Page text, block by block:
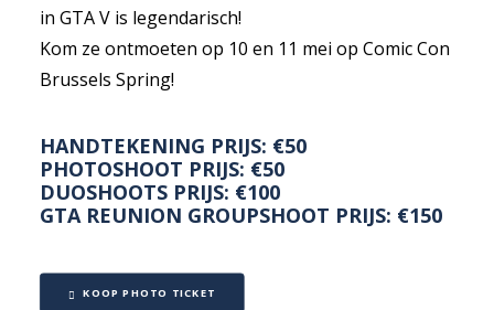
in GTA V is legendarisch!
Kom ze ontmoeten op 10 en 11 mei op Comic Con
Brussels Spring!
HANDTEKENING PRIJS: €50
PHOTOSHOOT PRIJS: €50
DUOSHOOTS PRIJS: €100
GTA REUNION GROUPSHOOT PRIJS: €150
KOOP PHOTO TICKET